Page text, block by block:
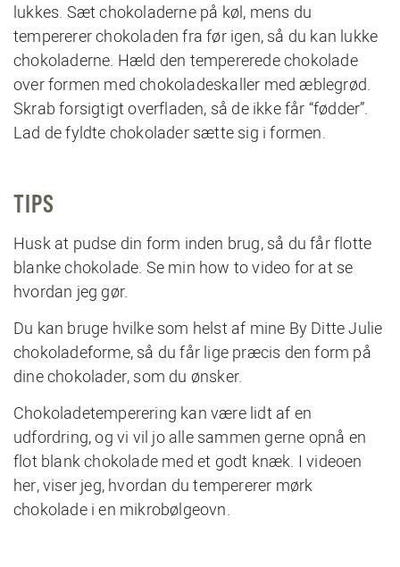
lukkes. Sæt chokoladerne på køl, mens du
tempererer chokoladen fra før igen, så du kan lukke
chokoladerne. Hæld den tempererede chokolade
over formen med chokoladeskaller med æblegrød.
Skrab forsigtigt overfladen, så de ikke får “fødder”.
Lad de fyldte chokolader sætte sig i formen.
TIPS
Husk at pudse din form inden brug, så du får flotte
blanke chokolade. Se min how to video for at se
hvordan jeg gør.
Du kan bruge hvilke som helst af mine By Ditte Julie
chokoladeforme, så du får lige præcis den form på
dine chokolader, som du ønsker.
Chokoladetemperering kan være lidt af en
udfordring, og vi vil jo alle sammen gerne opnå en
flot blank chokolade med et godt knæk. Ivideoen
her, viser jeg, hvordan du tempererer mørk
chokoladei en mikrobølgeovn.